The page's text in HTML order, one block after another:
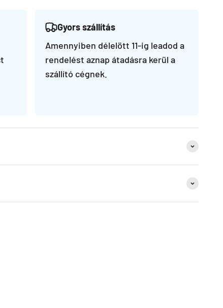
Gyors szállítás
Amennyiben délelött 11-ig leadod a
rendelést aznap átadásra kerül a
szállító cégnek.